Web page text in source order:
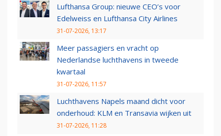
Lufthansa Group: nieuwe CEO’s voor
Edelweiss en Lufthansa City Airlines
31-07-2026, 13:17
Meer passagiers en vracht op
Nederlandse luchthavens in tweede
kwartaal
31-07-2026, 11:57
Luchthavens Napels maand dicht voor
onderhoud: KLM en Transavia wijken uit
31-07-2026, 11:28